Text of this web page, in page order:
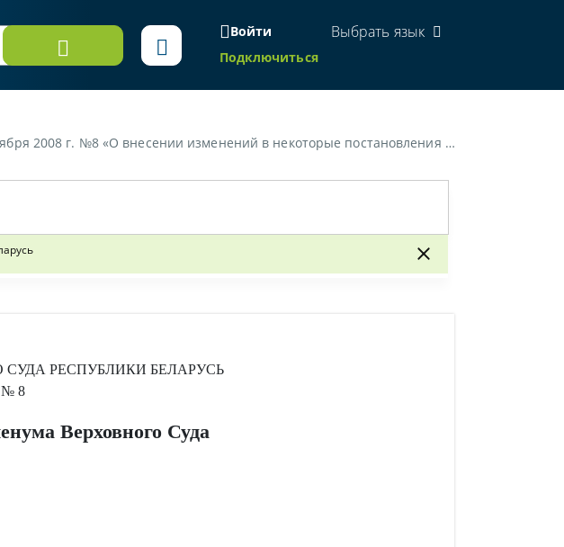
Войти
Подключиться
Выбрать язык
изменений в некоторые постановления Пленума Верховного Суда Республики Беларусь»
РЕСПУБЛИКИ БЕЛАРУСЬ
№ 8
Верховного Суда